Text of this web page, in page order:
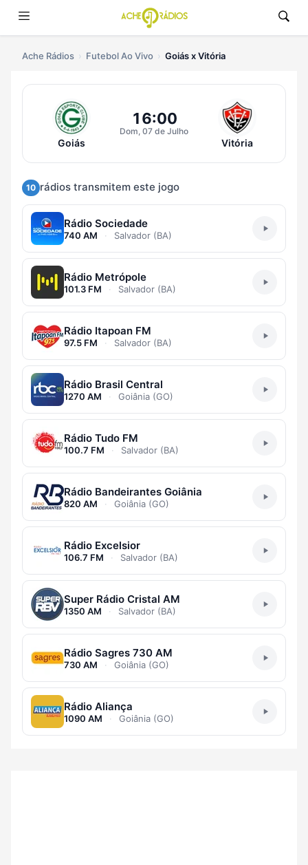
Ache Rádios Futebol Ao Vivo Goiás x Vitória
Ouvir Goiás x Vitória Ao Vivo
Goiás
16:00
Dom, 07 de Julho
Vitória
10 rádios transmitem este jogo
Rádio Sociedade
740 AM · Salvador (BA)
Rádio Metrópole
101.3 FM · Salvador (BA)
Rádio Itapoan FM
97.5 FM · Salvador (BA)
Rádio Brasil Central
1270 AM · Goiânia (GO)
Rádio Tudo FM
100.7 FM · Salvador (BA)
Rádio Bandeirantes Goiânia
820 AM · Goiânia (GO)
Rádio Excelsior
106.7 FM · Salvador (BA)
Super Rádio Cristal AM
1350 AM · Salvador (BA)
Rádio Sagres 730 AM
730 AM · Goiânia (GO)
Rádio Aliança
1090 AM · Goiânia (GO)